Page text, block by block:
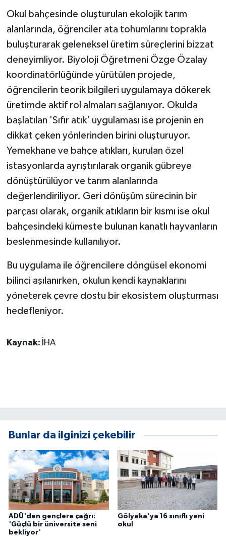
Okul bahçesinde oluşturulan ekolojik tarım
alanlarında, öğrenciler ata tohumlarını toprakla
buluşturarak geleneksel üretim süreçlerini bizzat
deneyimliyor. Biyoloji Öğretmeni Özge Özalay
koordinatörlüğünde yürütülen projede,
öğrencilerin teorik bilgileri uygulamaya dökerek
üretimde aktif rol almaları sağlanıyor. Okulda
başlatılan 'Sıfır atık' uygulaması ise projenin en
dikkat çeken yönlerinden birini oluşturuyor.
Yemekhane ve bahçe atıkları, kurulan özel
istasyonlarda ayrıştırılarak organik gübreye
dönüştürülüyor ve tarım alanlarında
değerlendiriliyor. Geri dönüşüm sürecinin bir
parçası olarak, organik atıkların bir kısmı ise okul
bahçesindeki kümeste bulunan kanatlı hayvanların
beslenmesinde kullanılıyor.
Bu uygulama ile öğrencilere döngüsel ekonomi
bilinci aşılanırken, okulun kendi kaynaklarını
yöneterek çevre dostu bir ekosistem oluşturması
hedefleniyor.
Kaynak: İHA
Bunlar da ilginizi çekebilir
ADÜ'den gençlere çağrı:
'Güçlü bir üniversite seni
bekliyor'
Gölyaka'ya 16 sınıflı yeni
okul
Jandarma
Kadın
KÜLTÜR SANAT
MAGAZİN
Otomobil
POLİTİKA
Sağlık
SİYASET
SPOR HABERLERİ
Turizm
ÜLKE GÜNDEMİ